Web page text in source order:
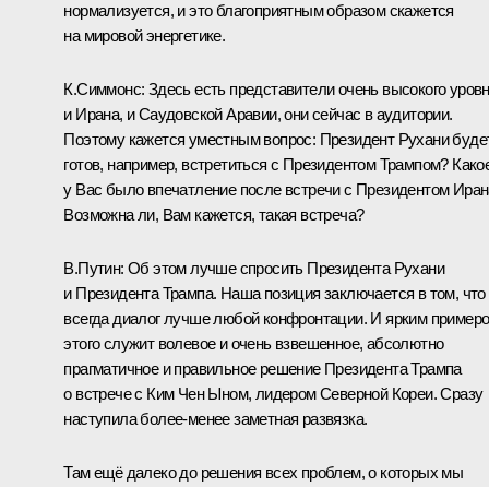
нормализуется, и это благоприятным образом скажется
на мировой энергетике.
К.Симмонс: Здесь есть представители очень высокого
и Ирана, и Саудовской Аравии, они сейчас в аудитории.
Поэтому кажется уместным вопрос: Президент Рухани
готов, например, встретиться с Президентом Трампом?
у Вас было впечатление после встречи с Президентом
Возможна ли, Вам кажется, такая встреча?
В.Путин: Об этом лучше спросить Президента Рухани
и Президента Трампа. Наша позиция заключается в том, что
всегда диалог лучше любой конфронтации. И ярким
этого служит волевое и очень взвешенное, абсолютно
прагматичное и правильное решение Президента Трампа
о встрече с Ким Чен Ыном, лидером Северной Кореи. Сразу
наступила более-менее заметная развязка.
Там ещё далеко до решения всех проблем, о которых мы